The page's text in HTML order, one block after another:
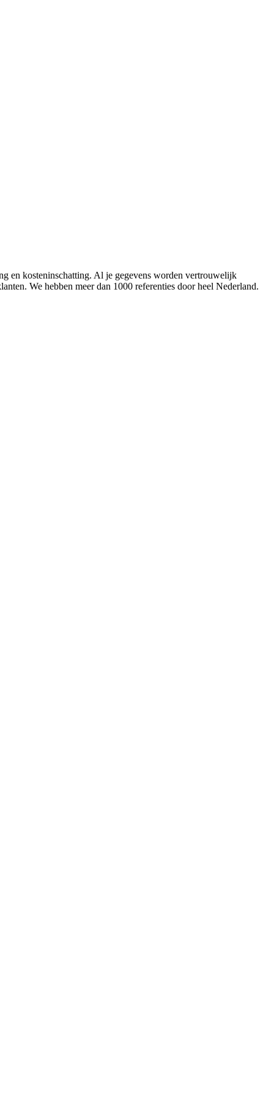
en kosteninschatting. Al je gegevens worden vertrouwelijk
We hebben meer dan 1000 referenties door heel Nederland.